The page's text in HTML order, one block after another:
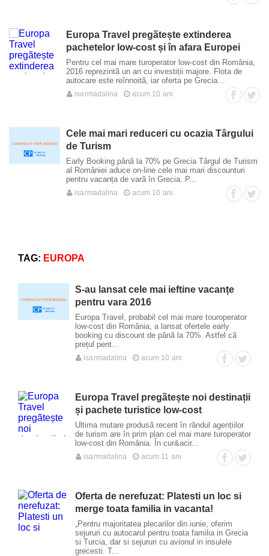
Europa Travel pregãtește extinderea
pachetelor low-cost și în afara Europei
Pentru cel mai mare turoperator low-cost din România,
2016 reprezintã un an cu investiții majore. Flota de
autocare este reînnoitã, iar oferta pe Grecia...
isarmadalina acum 10 ani
Cele mai mari reduceri cu ocazia Târgului
de Turism
Early Booking pânã la 70% pe Grecia Târgul de Turism
al României aduce on-line cele mai mari discounturi
pentru vacanța de varã în Grecia. P...
isarmadalina acum 10 ani
TAG: EUROPA
S-au lansat cele mai ieftine vacanțe
pentru vara 2016
Europa Travel, probabil cel mai mare touroperator
low-cost din România, a lansat ofertele early
booking cu discount de pânã la 70%. Astfel cã
prețul pent...
isarmadalina acum 10 ani
Europa Travel pregãtește noi destinații
și pachete turistice low-cost
Ultima mutare produsã recent în rândul agențiilor
de turism are în prim plan cel mai mare turoperator
low-cost din România. În cur&acir...
isarmadalina acum 11 ani
Oferta de nerefuzat: Platesti un loc si
merge toata familia in vacanta!
„Pentru majoritatea plecarilor din iunie, oferim
sejururi cu autocarul pentru toata familia in Grecia
si Turcia, dar si sejururi cu avionul in insulele
grecesti. T...